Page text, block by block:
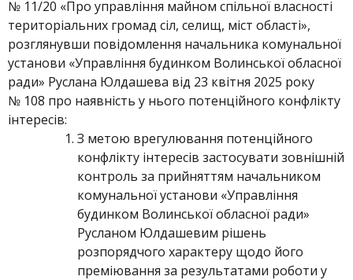
№ 11/20 «Про управління майном спільної власності
територіальних громад сіл, селищ, міст області»,
розглянувши повідомлення начальника комунальної
установи «Управління будинком Волинської обласної
ради» Руслана Юлдашева від 23 квітня 2025 року
№ 108 про наявність у нього потенційного конфлікту
інтересів:
З метою врегулювання потенційного
конфлікту інтересів застосувати зовнішній
контроль за прийняттям начальником
комунальної установи «Управління
будинком Волинської обласної ради»
Русланом Юлдашевим рішень
розпорядчого характеру щодо його
преміювання за результатами роботи у